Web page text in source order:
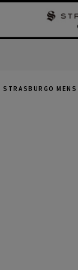
STRASBURGO MENS